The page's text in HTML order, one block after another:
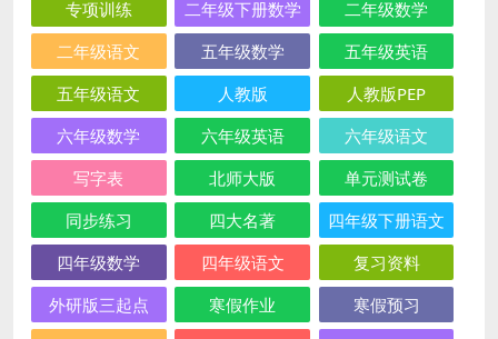
专项训练
二年级下册数学
二年级数学
二年级语文
五年级数学
五年级英语
五年级语文
人教版
人教版PEP
六年级数学
六年级英语
六年级语文
写字表
北师大版
单元测试卷
同步练习
四大名著
四年级下册语文
四年级数学
四年级语文
复习资料
外研版三起点
寒假作业
寒假预习